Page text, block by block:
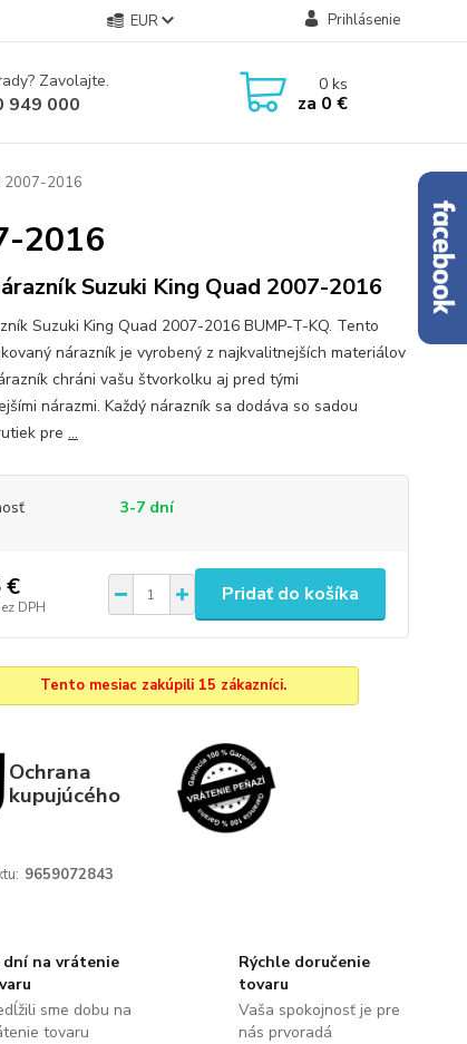
EUR Prihlásenie
Zavolajte.
949 000
0ks
za 0 €
2007-2016
2016
Suzuki King Quad 2007-2016
Suzuki King Quad 2007-2016 BUMP-T-KQ. Tento
nárazník je vyrobený z najkvalitnejších materiálov
chráni vašu štvorkolku aj pred tými
nárazmi. Každý nárazník sa dodáva so sadou
pre ...
3-7 dní
€
DPH
Pridať do košíka
Tento mesiac zakúpili 15 zákazníci.
Ochrana
kupujúcého
9659072843
dní na vrátenie
sme dobu na
tovaru
Rýchle doručenie
tovaru
Vaša spokojnosť je pre
nás prvoradá